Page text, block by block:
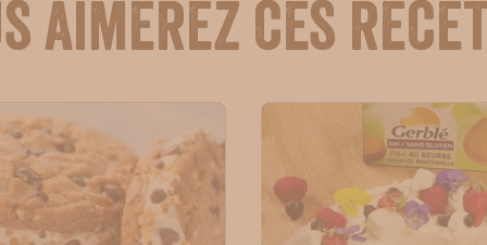
aimerez ces